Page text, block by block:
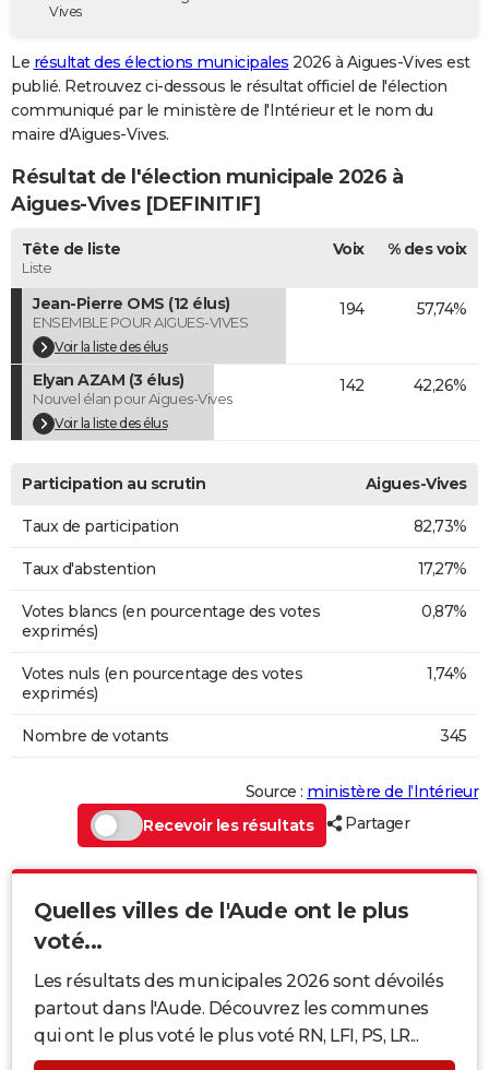
Destinations
City break
Voyage nature
Voyage de noces
Forum
GUIDES D'ACHAT
BONS PLANS
Carte de Noël
Carte Bonne année
Carte Saint-Valentin
Carte Pâques
Carte d'anniversaire
DICTIONNAIRE
Dictionnaire
Biographies
Citations
Expressions
Proverbes
PROGRAMME TV
COPAINS D'AVANT
S'inscrire
Se connecter
Lycées
Collèges
Primaires
Universités
Entreprises
Service militaire
Avis de recherche
AVIS DE DÉCÈS
FORUM
Bricolage
Lifestyle
Culture
Sport
Auto
Television
Voyage
Cinema
Vives
Le résultat des élections municipales 2026 à Aigues-Vives est
publié. Retrouvez ci-dessous le résultat officiel de l'élection
communiqué par le ministère de l'Intérieur et le nom du
maire d'Aigues-Vives.
Résultat de l'élection municipale 2026 à
Aigues-Vives [DEFINITIF]
Tête de liste
Liste
Voix % des voix
Jean-Pierre OMS (12 élus)
ENSEMBLE POUR AIGUES-VIVES
Voir la liste des élus
194 57,74%
Elyan AZAM (3 élus)
Nouvel élan pour Aigues-Vives
Voir la liste des élus
142 42,26%
Participation au scrutin Aigues-Vives
Taux de participation 82,73%
Taux d'abstention 17,27%
Votes blancs (en pourcentage des votes
exprimés)
0,87%
Votes nuls (en pourcentage des votes
exprimés)
1,74%
Nombre de votants 345
Source : ministère de l’Intérieur
Recevoir les résultats
Partager
Quelles villes de l'Aude ont le plus
voté...
Les résultats des municipales 2026 sont dévoilés
partout dans l'Aude. Découvrez les communes
qui ont le plus voté le plus voté RN, LFI, PS, LR...